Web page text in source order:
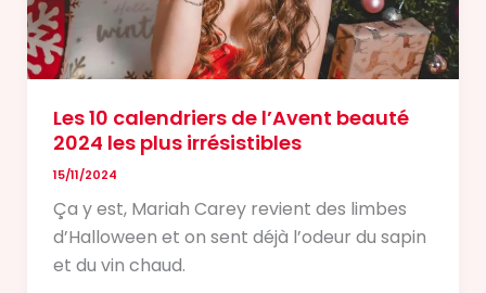
Les 10 calendriers de l’Avent beauté
2024 les plus irrésistibles
15/11/2024
Ça y est, Mariah Carey revient des limbes
d’Halloween et on sent déjà l’odeur du sapin
et du vin chaud.
plus
irrésistibles